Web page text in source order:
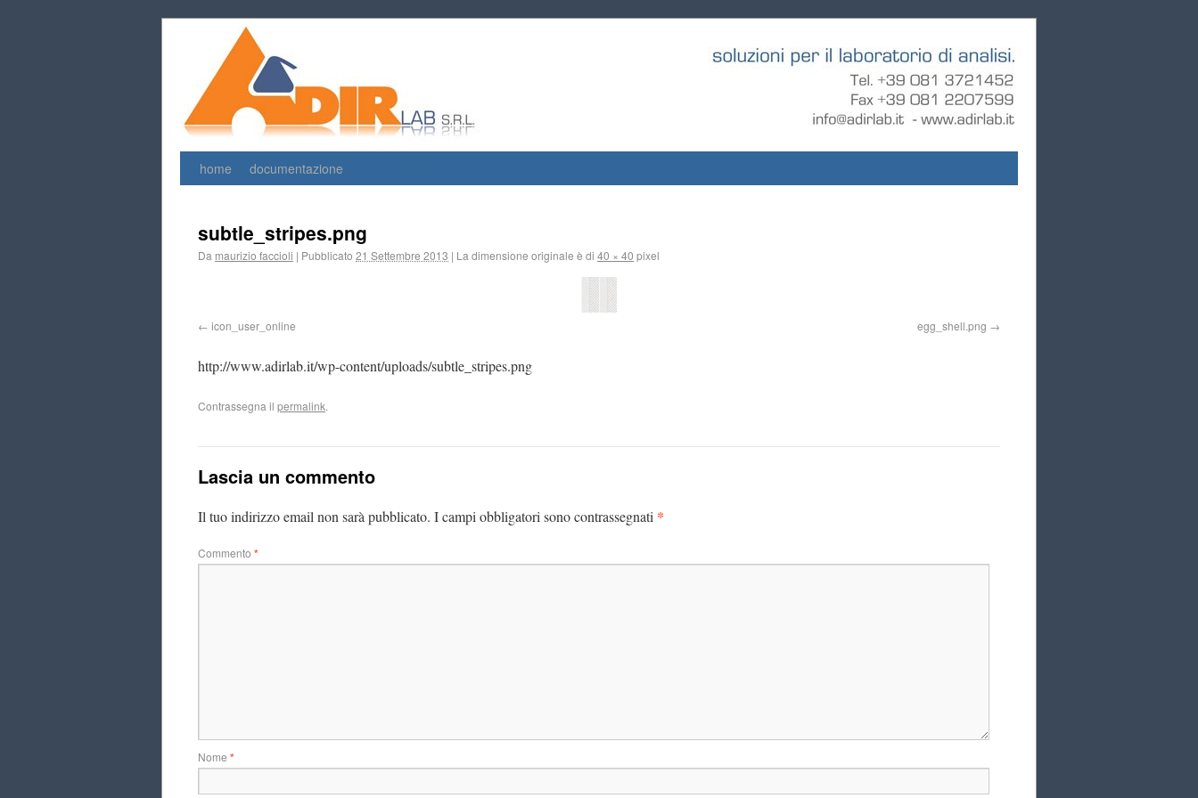
home documentazione
subtle_stripes.png
Da maurizio faccioli | Pubblicato 21 Settembre 2013 | La dimensione originale è di 40 × 40 pixel
icon_user_online egg_shell.png
http://www.adirlab.it/wp-content/uploads/subtle_stripes.png
Contrassegna il permalink.
Lascia un commento
Il tuo indirizzo email non sarà pubblicato. I campi obbligatori sono contrassegnati *
Commento *
Nome *